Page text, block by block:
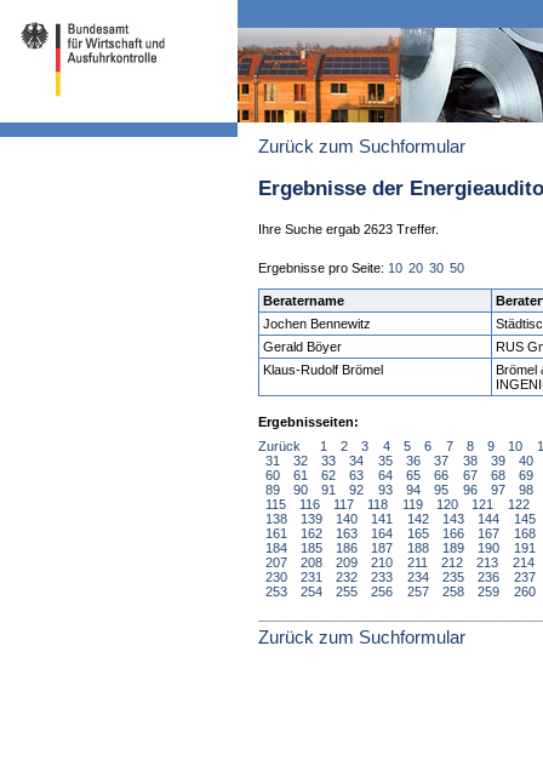
Zurück zum Suchformular
Ergebnisse der
Ihre Suche ergab 2623 Treffer.
Ergebnisse pro Seite: 10 20 30 50
Beratername
Jochen Bennewitz
Gerald Böyer
RUS
Klaus-Rudolf Brömel
Brömel
Ergebnisseiten:
Zurück
1 2 3 4 5 6 7 8 9 10
31
32 33 34 35 36 37 38 39
40
60
61 62 63 64 65 66 67 68
69
89
90 91 92 93 94 95 96 97
98
115
116 117 118 119 120 121 122
138
139 140 141 142 143 144
145
161
162 163 164 165 166 167
168
184
185 186 187 188 189 190
191
207
208 209 210 211 212 213
214
230
231 232 233 234 235 236
237
253
254 255 256 257 258 259 260
Zurück zum Suchformular